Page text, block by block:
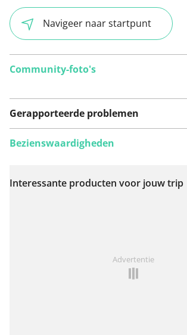
Navigeer naar startpunt
Community-foto's
Gerapporteerde problemen
Bekijk op kaart
Bezienswaardigheden
Interessante producten voor jouw trip
Advertentie